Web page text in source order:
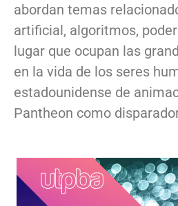
abordan temas
artificial, algoritmos,
lugar que ocupan las
en la vida de los seres
estadounidense de
Pantheon como